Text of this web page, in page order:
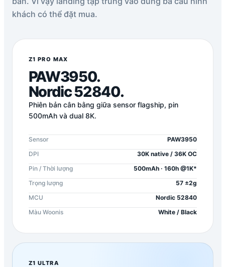
khách có thể đặt mua.
Z1 PRO MAX
PAW3950.
Nordic 52840.
Phiên bản cân bằng giữa sensor flagship, pin
500mAh và dual 8K.
Sensor
PAW3950
DPI
30K native / 36K OC
Pin / Thời lượng
500mAh · 160h @1K*
Trọng lượng
57 ±2g
MCU
Nordic 52840
Màu Woonis
White / Black
Z1 ULTRA